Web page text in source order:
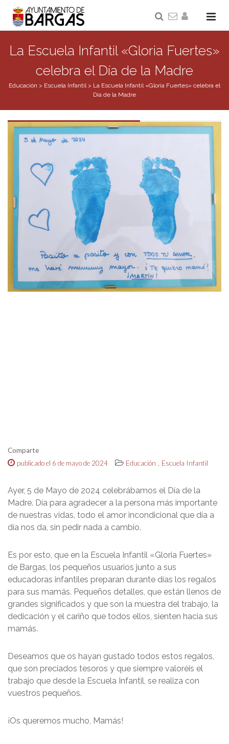
La Escuela Infantil «Gloria Fuertes»
celebra el Día de la Madre
Educación > Escuela Infantil> La Escuela Infantil «Gloria Fuertes» celebra el
Día de la Madre
Comparte
publicado el 6 de mayo de 2024
Educación , Escuela Infantil
Ayer, 5 de Mayo de 2024 celebrábamos el Día de la
Madre. Día para agradecer a la persona más importante
de nuestras vidas, todo el amor incondicional que día a
día nos da, sin pedir nada a cambio.
Es por esto, que en la Escuela Infantil «Gloria Fuertes»
de Bargas, los pequeños usuarios junto a sus
educadoras infantiles preparan durante días los regalos
para sus mamás. Pequeños detalles, que están llenos de
grandes significados y que son la muestra del trabajo, la
dedicación y el cariño que todos ellos, sienten hacia sus
mamás.
Deseamos que os hayan gustado todos estos regalos,
que son preciados tesoros y que siempre valoréis el
trabajo que desde la Escuela Infantil, se realiza con
vuestros pequeños.
¡Os queremos mucho, Mamás!